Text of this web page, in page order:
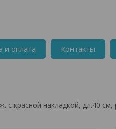
и оплата Контакты
с красной накладкой, дл.40 см,